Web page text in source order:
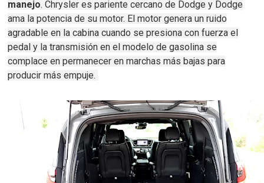
manejo.Chrysler es pariente cercano de Dodge y Dodge
ama la potencia de su motor. El motor genera un ruido
agradable en la cabina cuando se presiona con fuerza el
pedal y la transmisión en el modelo de gasolina se
complace en permanecer en marchas más bajas para
producir más empuje.